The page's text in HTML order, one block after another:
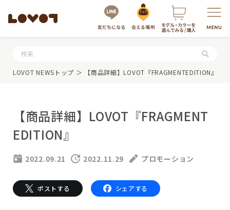
服・グッズの購入はこちら
LOVOT NEWSトップ ＞ 【商品詳細】LOVOT『FRAGMENTEDITION』
【商品詳細】LOVOT『FRAGMENT
EDITION』
2022.09.21 2022.11.29 プロモーション
ポストする シェアする